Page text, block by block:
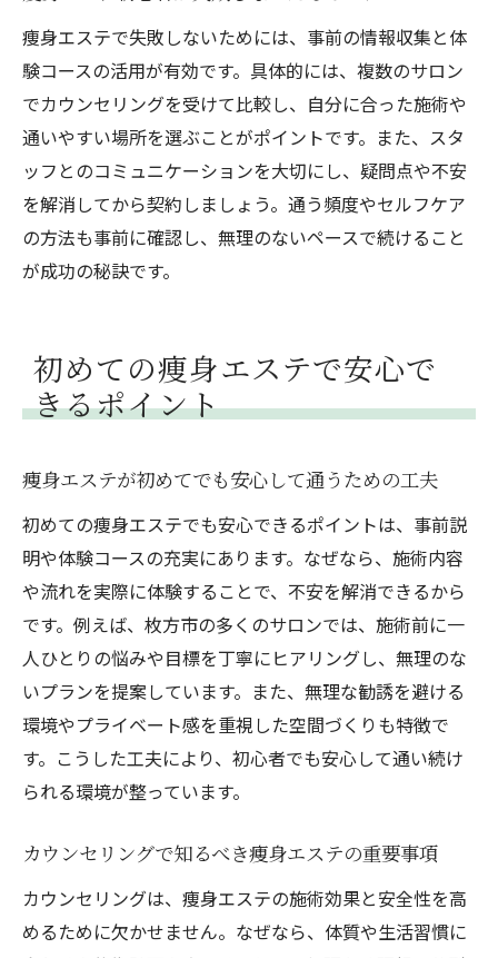
痩身エステ初心者が陥りやすい落とし穴と
は
追加料金やオプションの注意点を解説
痩身エステの費用を抑えるポイントまとめ
すっぴんで行く痩身エステのマナーとコツ
痩身エステでおすすめの服装と持ち物とは
すっぴんで行くべき理由とそのメリット
施術前後のメイクやケアの注意点を解説
痩身エステ体験を満喫する準備と心構え
痩身エステで失敗しないためには、事前の情報収集と体
験コースの活用が有効です。具体的には、複数のサロン
でカウンセリングを受けて比較し、自分に合った施術や
通いやすい場所を選ぶことがポイントです。また、スタ
ッフとのコミュニケーションを大切にし、疑問点や不安
を解消してから契約しましょう。通う頻度やセルフケア
の方法も事前に確認し、無理のないペースで続けること
が成功の秘訣です。
初めての痩身エステで安心で
きるポイント
痩身エステが初めてでも安心して通うための工夫
初めての痩身エステでも安心できるポイントは、事前説
明や体験コースの充実にあります。なぜなら、施術内容
や流れを実際に体験することで、不安を解消できるから
です。例えば、枚方市の多くのサロンでは、施術前に一
人ひとりの悩みや目標を丁寧にヒアリングし、無理のな
いプランを提案しています。また、無理な勧誘を避ける
環境やプライベート感を重視した空間づくりも特徴で
す。こうした工夫により、初心者でも安心して通い続け
られる環境が整っています。
カウンセリングで知るべき痩身エステの重要事項
カウンセリングは、痩身エステの施術効果と安全性を高
めるために欠かせません。なぜなら、体質や生活習慣に